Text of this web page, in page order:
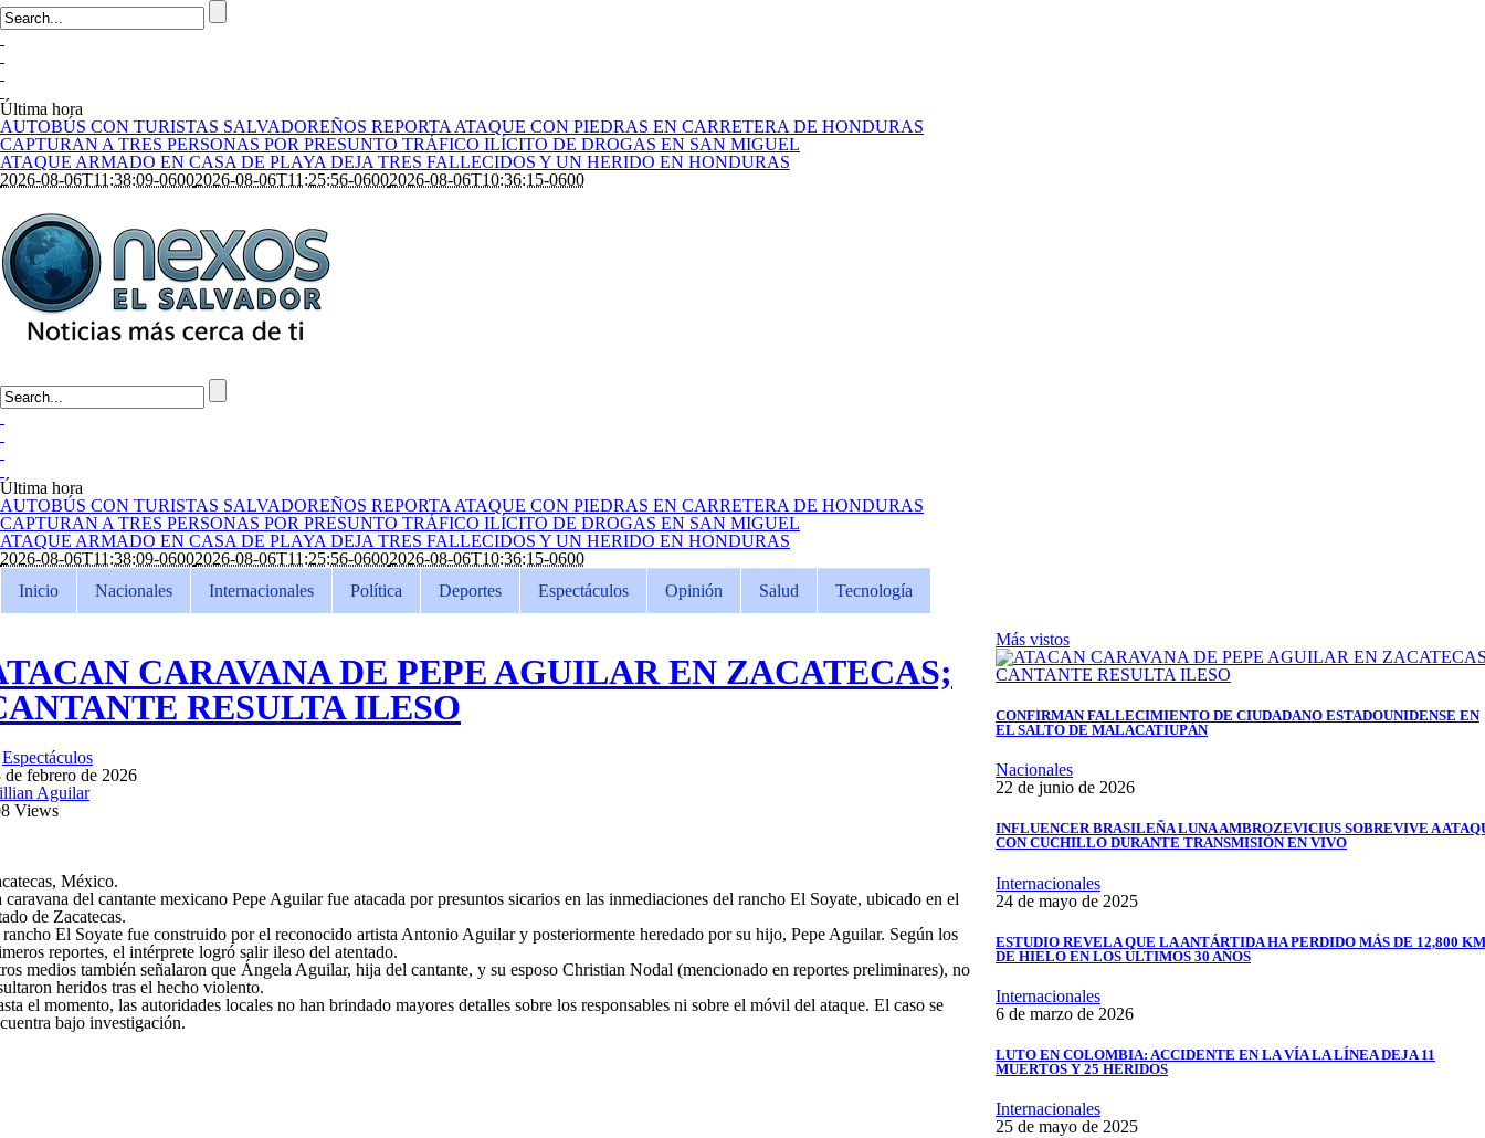
Última hora
AUTOBÚS CON TURISTAS SALVADOREÑOS REPORTA ATAQUE CON PIEDRAS EN CARRETERA DE HONDURAS
CAPTURAN A TRES PERSONAS POR PRESUNTO TRÁFICO ILÍCITO DE DROGAS EN SAN MIGUEL
ATAQUE ARMADO EN CASA DE PLAYA DEJA TRES FALLECIDOS Y UN HERIDO EN HONDURAS
2026-08-06T11:38:09-06002026-08-06T11:25:56-06002026-08-06T10:36:15-0600
Última hora
AUTOBÚS CON TURISTAS SALVADOREÑOS REPORTA ATAQUE CON PIEDRAS EN CARRETERA DE HONDURAS
CAPTURAN A TRES PERSONAS POR PRESUNTO TRÁFICO ILÍCITO DE DROGAS EN SAN MIGUEL
ATAQUE ARMADO EN CASA DE PLAYA DEJA TRES FALLECIDOS Y UN HERIDO EN HONDURAS
2026-08-06T11:38:09-06002026-08-06T11:25:56-06002026-08-06T10:36:15-0600
Inicio
Nacionales Internacionales Política Deportes Espectáculos Opinión Salud Tecnología
CARAVANA DE PEPE AGUILAR EN ZACATECAS;
RESULTA ILESO
Espectáculos
de febrero de 2026
Aguilar
Views
México.
caravana del cantante mexicano Pepe Aguilar fue atacada por presuntos sicarios en las inmediaciones del rancho El Soyate, ubicado en el
de Zacatecas.
El Soyate fue construido por el reconocido artista Antonio Aguilar y posteriormente heredado por su hijo, Pepe Aguilar. Según los
reportes, el intérprete logró salir ileso del atentado.
medios también señalaron que Ángela Aguilar, hija del cantante, y su esposo Christian Nodal (mencionado en reportes preliminares), no
heridos tras el hecho violento.
el momento, las autoridades locales no han brindado mayores detalles sobre los responsables ni sobre el móvil del ataque. El caso se
bajo investigación.
Más vistos
CONFIRMAN FALLECIMIENTO DE CIUDADANO ESTADOUNIDENSE EN
EL SALTO DE MALACATIUPÁN
Nacionales
22 de junio de 2026
INFLUENCER BRASILEÑA LUNA AMBROZEVICIUS SOBREVIVE A
CON CUCHILLO DURANTE TRANSMISIÓN EN VIVO
Internacionales
24 de mayo de 2025
ESTUDIO REVELA QUE LA ANTÁRTIDA HA PERDIDO MÁS DE 12,800
DE HIELO EN LOS ÚLTIMOS 30 AÑOS
Internacionales
6 de marzo de 2026
LUTO EN COLOMBIA: ACCIDENTE EN LA VÍA LA LÍNEA DEJA 11
MUERTOS Y 25 HERIDOS
Internacionales
25 de mayo de 2025